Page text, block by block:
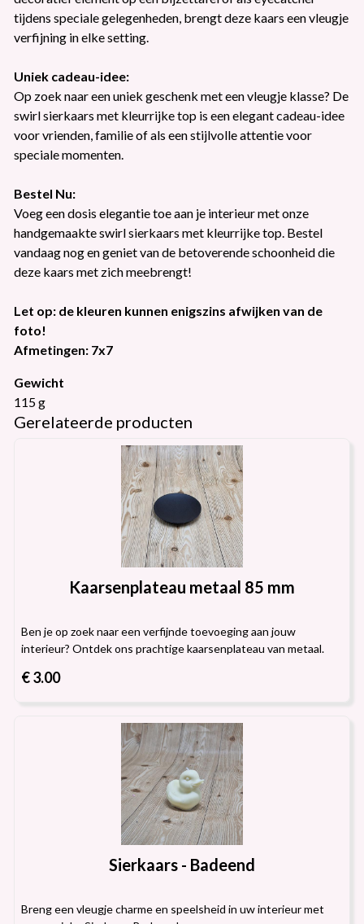
tijdens speciale gelegenheden, brengt deze kaars een vleugje
verfijning in elke setting.
Uniek cadeau-idee:
Op zoek naar een uniek geschenk met een vleugje klasse? De
swirl sierkaars met kleurrijke top is een elegant cadeau-idee
voor vrienden, familie of als een stijlvolle attentie voor
speciale momenten.
Bestel Nu:
Voeg een dosis elegantie toe aan je interieur met onze
handgemaakte swirl sierkaars met kleurrijke top. Bestel
vandaag nog en geniet van de betoverende schoonheid die
deze kaars met zich meebrengt!
Let op: de kleuren kunnen enigszins afwijken van de
foto!
Afmetingen: 7x7
Gewicht
115 g
Gerelateerde producten
Kaarsenplateau metaal 85 mm
Ben je op zoek naar een verfijnde toevoeging aan jouw
interieur? Ontdek ons prachtige kaarsenplateau van metaal.
€ 3.00
Sierkaars - Badeend
Breng een vleugje charme en speelsheid in uw interieur met